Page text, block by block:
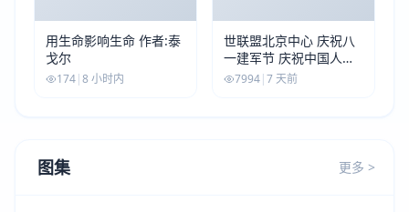
用生命影响生命 作者:泰
戈尔
174|8 小时内
世联盟北京中心 庆祝八
一建军节 庆祝中国人民
解放军建军99周年
7994|7 天前
图集 更多 >